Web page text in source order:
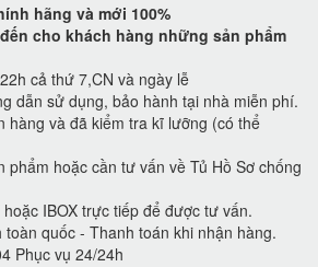
hãng và mới 100%
cho khách hàng những sản phẩm
cả thứ 7,CN và ngày lễ
dẫn sử dụng, bảo hành tại nhà miễn phí.
hàng và đã kiểm tra kĩ lưỡng (có thể
phẩm hoặc cần tư vấn về Tủ Hồ Sơ chống
IBOX trực tiếp để được tư vấn.
quốc - Thanh toán khi nhận hàng.
Phục vụ 24/24h